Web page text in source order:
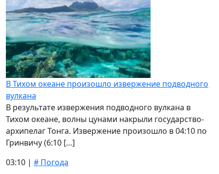
В Тихом океане произошло извержение подводного
вулкана
В результате извержения подводного вулкана в
Тихом океане, волны цунами накрыли государство-
архипелаг Тонга. Извержение произошло в 04:10 по
Гринвичу (6:10 […]
03:10 | # Погода